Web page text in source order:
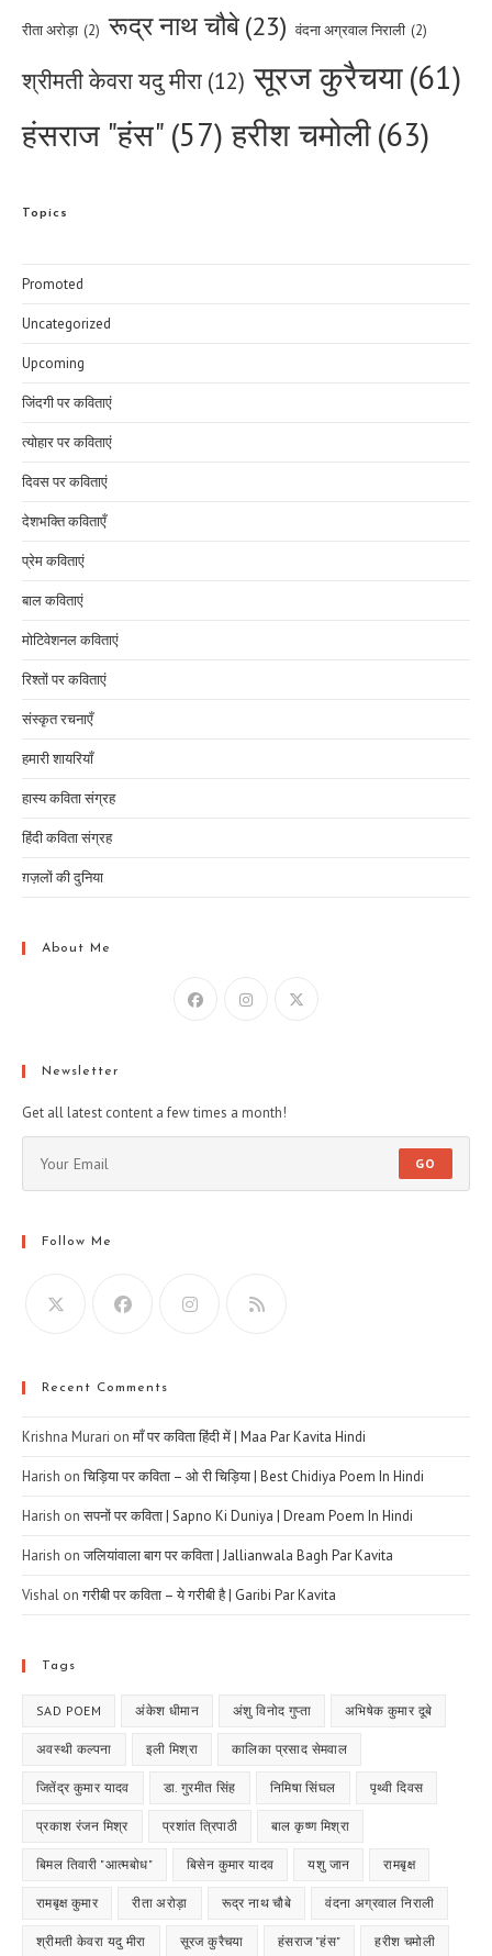
रीता अरोड़ा (2) रूद्र नाथ चौबे(23) वंदना अग्रवाल निराली (2)
श्रीमती केवरा यदु मीरा (12) सूरज कुरैचया(61)
हंसराज "हंस" (57) हरीश चमोली(63)
Topics
Promoted
Uncategorized
Upcoming
जिंदगी पर कविताएं
त्योहार पर कविताएं
दिवस पर कविताएं
देशभक्ति कविताएँ
प्रेम कविताएं
बाल कविताएं
मोटिवेशनल कविताएं
रिश्तों पर कविताएं
संस्कृत रचनाएँ
हमारी शायरियाँ
हास्य कविता संग्रह
हिंदी कविता संग्रह
ग़ज़लों की दुनिया
About Me
Newsletter
Get all latest content a few times a month!
GO
Follow Me
Recent Comments
Krishna Murari onमाँ पर कविता हिंदी में | Maa Par Kavita Hindi
Harish onचिड़िया पर कविता – ओ री चिड़िया | Best Chidiya Poem In Hindi
Harish onसपनों पर कविता | Sapno Ki Duniya | Dream Poem In Hindi
Harish onजलियांवाला बाग पर कविता | Jallianwala Bagh Par Kavita
Vishal onगरीबी पर कविता – ये गरीबी है | Garibi Par Kavita
Tags
SAD POEM अंकेश धीमान अंशु विनोद गुप्ता अभिषेक कुमार दूबे
अवस्थी कल्पना इली मिश्रा कालिका प्रसाद सेमवाल
जितेंद्र कुमार यादव डा. गुरमीत सिंह निमिषा सिंघल पृथ्वी दिवस
प्रकाश रंजन मिश्र प्रशांत त्रिपाठी बाल कृष्ण मिश्रा
बिमल तिवारी "आत्मबोध" बिसेन कुमार यादव यशु जान रामबृक्ष
रामबृक्ष कुमार रीता अरोड़ा रूद्र नाथ चौबे वंदना अग्रवाल निराली
श्रीमती केवरा यदु मीरा सूरज कुरैचया हंसराज "हंस" हरीश चमोली